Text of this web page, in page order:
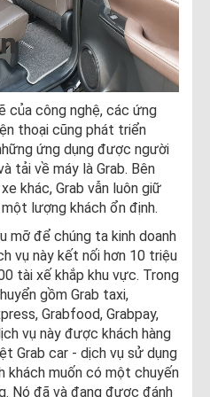
của công nghệ, các ứng
thoại cũng phát triển
ứng dụng được người
tải về máy là Grab. Bên
khác, Grab vẫn luôn giữ
lượng khách ổn định.
mỡ để chúng ta kinh doanh
vụ này kết nối hơn 10 triệu
tài xế khắp khu vực. Trong
gồm Grab taxi,
Grabfood, Grabpay,
vụ này được khách hàng
Grab car - dịch vụ sử dụng
khách muốn có một chuyến
Nó đã và đang được đánh